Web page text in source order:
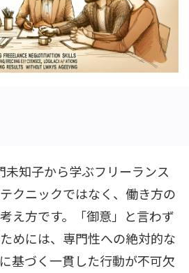
未知子から学ぶフリーランス
クニックではなく、働き方の
え方です。「御意」と言わず
めには、専門性への絶対的な
基づく一貫した行動が不可欠